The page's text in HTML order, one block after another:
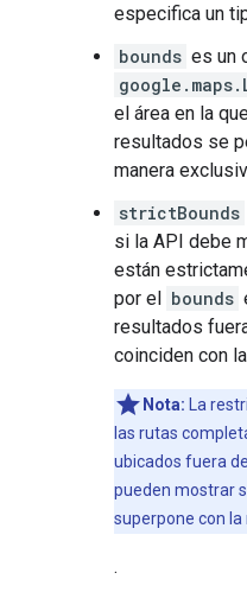
especifica un
bounds es un
el área en la
resultados se
manera
strictBounds
si la API debe
están
por el bounds
resultados
coinciden con
Nota: La
las rutas
ubicados fuera
pueden mostrar
superpone con la
.